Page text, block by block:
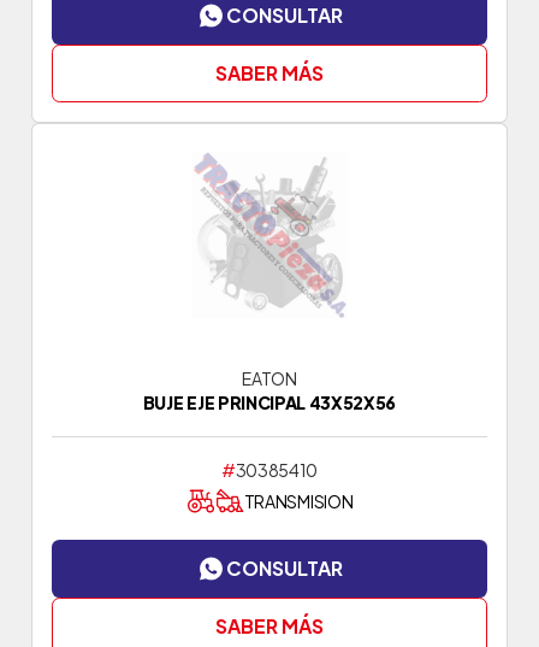
CONSULTAR
SABER MÁS
EATON
BUJE EJE PRINCIPAL 43X52X56
#30385410
TRANSMISION
CONSULTAR
SABER MÁS